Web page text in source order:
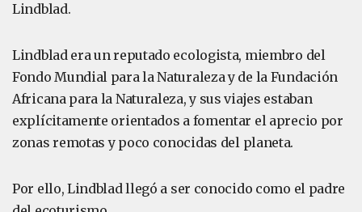
Lindblad.
Lindblad era un reputado ecologista, miembro del
Fondo Mundial para la Naturaleza y de la Fundación
Africana para la Naturaleza, y sus viajes estaban
explícitamente orientados a fomentar el aprecio por
zonas remotas y poco conocidas del planeta.
Por ello, Lindblad llegó a ser conocido como el padre